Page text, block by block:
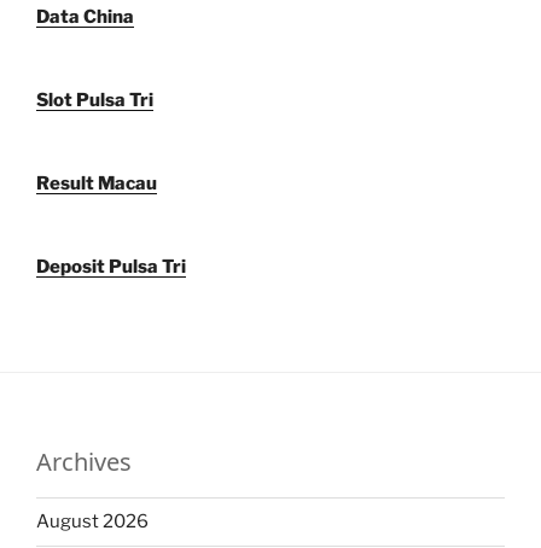
Data China
Slot Pulsa Tri
Result Macau
Deposit Pulsa Tri
Archives
August 2026